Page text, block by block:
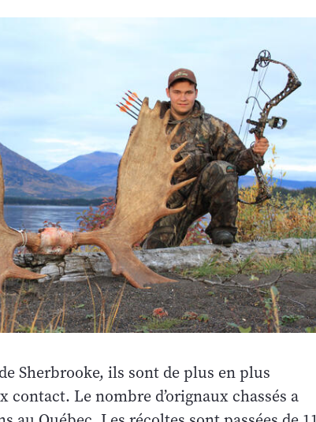
Sherbrooke, ils sont de plus en plus
Le nombre d’orignaux chassés a